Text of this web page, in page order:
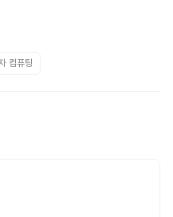
컴퓨팅